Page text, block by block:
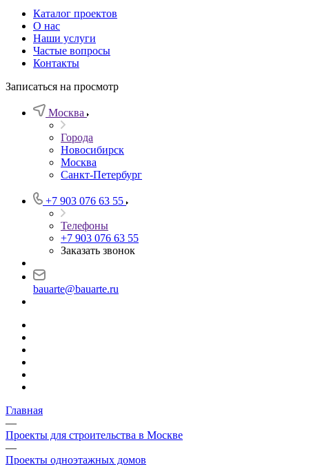
Каталог проектов
О нас
Наши услуги
Частые вопросы
Контакты
Записаться на просмотр
Москва
Города
Новосибирск
Москва
Санкт-Петербург
+7 903 076 63 55
Телефоны
+7 903 076 63 55
Заказать звонок
bauarte@bauarte.ru
Главная
—
Проекты для строительства в Москве
—
Проекты одноэтажных домов